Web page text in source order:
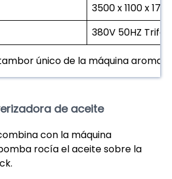
3500 x 1100 x
380V 50HZ
único de la máquina
de aceite
con la máquina
rocía el aceite sobre la